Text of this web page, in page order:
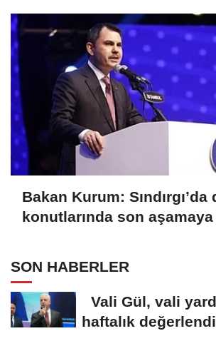
Bakan Kurum: Sındırgı’da
konutlarında son
SON HABERLER
Vali Gül, vali
haftalık